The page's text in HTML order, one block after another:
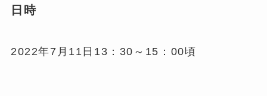
日時
2022年7月11日13：30～15：00頃